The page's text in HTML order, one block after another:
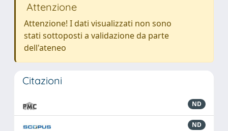
Attenzione
Attenzione! I dati visualizzati non sono
stati sottoposti a validazione da parte
dell'ateneo
Citazioni
ND
ND